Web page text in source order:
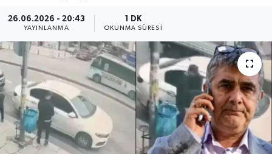
26.06.2026 - 20:43
YAYINLANMA
1 DK
OKUNMA SÜRESI